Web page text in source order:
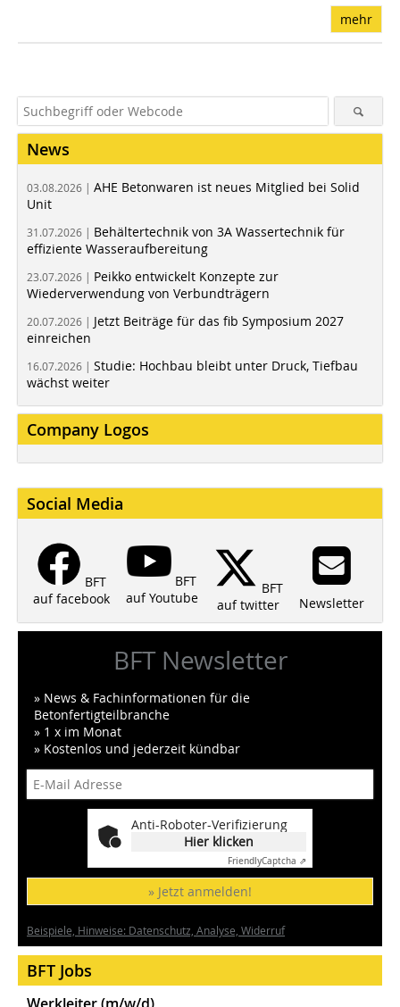
mehr
News
03.08.2026 | AHE Betonwaren ist neues Mitglied bei Solid
Unit
31.07.2026 | Behältertechnik von 3A Wassertechnik für
effiziente Wasseraufbereitung
23.07.2026 | Peikko entwickelt Konzepte zur
Wiederverwendung von Verbundträgern
20.07.2026 | Jetzt Beiträge für das fib Symposium 2027
einreichen
16.07.2026 | Studie: Hochbau bleibt unter Druck, Tiefbau
wächst weiter
Company Logos
Social Media
BFT
auf facebook
BFT
auf Youtube
BFT
auf twitter
Newsletter
BFT Newsletter
» News & Fachinformationen für die
Betonfertigteilbranche
» 1 x im Monat
» Kostenlos und jederzeit kündbar
Anti-Roboter-Verifizierung
Hier klicken
FriendlyCaptcha ⇗
» Jetzt anmelden!
Beispiele, Hinweise: Datenschutz, Analyse, Widerruf
BFT Jobs